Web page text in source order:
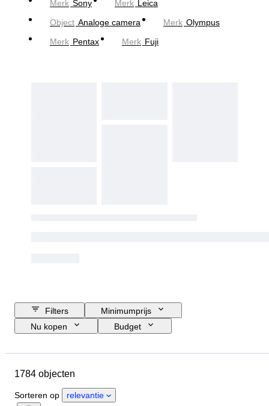
Merk Sony Merk Leica
Object Analoge camera Merk Olympus
Merk Pentax Merk Fuji
Filters
Minimumprijs
Nu kopen
Budget
Land van herkomst
Periode
1784 objecten
Sorteren op relevantie